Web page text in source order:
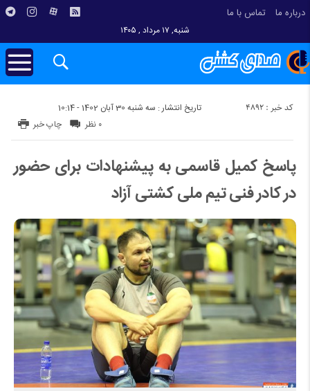
درباره ما تماس با ما
شنبه, ۱۷ مرداد , ۱۴۰۵
تاریخ انتشار : سه شنبه 30 آبان 1402 - 10:14 کد خبر : 4892
چاپ خبر ۰ نظر
پاسخ کمیل قاسمی به پیشنهادات برای حضور
در کادر فنی تیم ملی کشتی آزاد